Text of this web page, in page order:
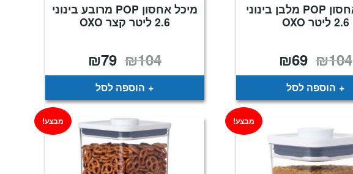
מיכל אחסון POP מלבן בינוני
2.6 ליטר OXO
₪104 המחיר
המקורי
היה:
₪104.
₪69
הוא:
הוספה לסל
מיכל אחסון POP מרובע בינוני
2.6 ליטר קצר OXO
₪104 המחיר
המקורי
היה:
₪104.
₪79
הוא:
הוספה לסל
מבצע! מבצע!